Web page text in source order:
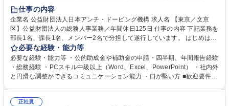
賞与あり
育休あり
食事補助あり
仕事の内容
企業名 公益財団法人日本アンチ・ドーピング機構 求人名 【東京／文京
区】公益財団法人の総務人事業務／年間休日125日 仕事の内容 下記業務を
部長1名、課長1名、メンバー2名で分担して遂行しています。 はじめは担
当者として業務を覚えていただき、ゆくゆくはリーダーやマネージャーポ
ジションとして活躍いただくことを期待しています。 【総務・人事グルー
プの業務内容】 ・人事制度関連 ・採用活動 ・教育研修の企画、実行 ・勤
怠管理 ・官公庁への各種提出 ・法定の会議運営（評議員会、理事会） ・
管理 ・福利厚生関連 ・職員からの問合せ、相談対応 ・その他日常の総務
必要な経験・能力等
必要な経験・能力等 ・公的助成金や補助金の申請・四半期、年間報告経験
・総務経験 ・PCスキル中級以上（Word、Excel、PowerPoint） ・社内外
と円滑な調整ができるコミュニケーション能力 ・口が堅い方 ■歓迎要件
正社員